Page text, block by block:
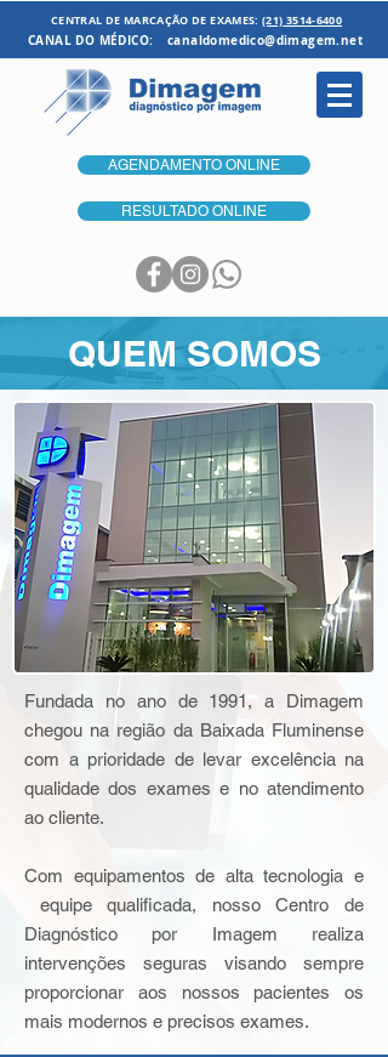
CENTRAL DE MARCAÇÃO DE EXAMES:(21) 3514-6400
CANAL DO MÉDICO: canaldomedico@dimagem.net
AGENDAMENTO ONLINE
RESULTADO ONLINE
Fundada no ano de 1991, a Dimagem
chegou na região da Baixada Fluminense
com a prioridade de levar excelência na
qualidade dos exames e no atendimento
ao cliente.
Com equipamentos de alta tecnologia e
equipe qualificada, nosso Centro de
Diagnóstico por Imagem realiza
intervenções seguras visando sempre
proporcionar aos nossos pacientes os
mais modernos e precisos exames.
QUEM SOMOS